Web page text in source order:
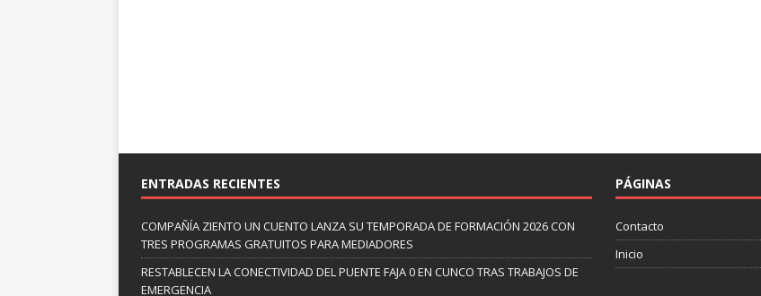
ENTRADAS RECIENTES
COMPAÑÍA ZIENTO UN CUENTO LANZA SU TEMPORADA DE FORMACIÓN 2026 CON
TRES PROGRAMAS GRATUITOS PARA MEDIADORES
RESTABLECEN LA CONECTIVIDAD DEL PUENTE FAJA 0 EN CUNCO TRAS TRABAJOS DE
EMERGENCIA
PÁGINAS
Contacto
Inicio